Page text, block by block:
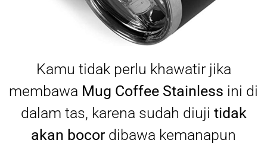
Kamu tidak perlu khawatir jika
membawa Mug Coffee Stainless ini di
dalam tas, karena sudah diuji tidak
akan bocordibawa kemanapun